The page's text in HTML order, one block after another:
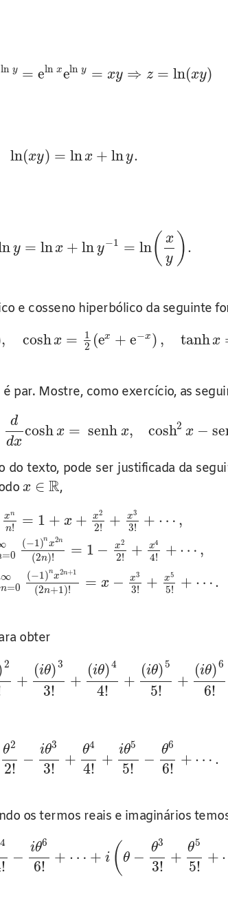
ln y = eln xeln y = xy ⇒ z = ln(xy)
ln(xy) = lnx + lny.
y = lnx + lny−1 = ln( x
y ) .
e cosseno hiperbólico da seguinte
, coshx =
1
2 (ex + e−x ) , tanhx
é par. Mostre, como exercício, as
d
dx
coshx = senhx, cosh2 x −
texto, pode ser justificada da
x ∈ R,
xn
n! = 1 + x + x2
2! + x3
3! + ⋯ ,
=0
(−1)n x2n
(2n)! = 1 − x2
2! + x4
4! + ⋯ ,
∞
n=0
(−1 )nx2n+1
(2n+1)! = x − x3
3! + x5
5! + ⋯ .
obter
2
+
(iθ)3
3!
+
(iθ)4
4!
+
(iθ)5
5!
+
(iθ)6
6!
θ2
2!
−
iθ3
3!
+
θ4
4!
+
iθ5
5!
−
θ6
6!
+ ⋯ .
os termos reais e imaginários
4
!
−
iθ6
6!
+ ⋯ + i (θ −
θ3
3!
+
θ5
5!
+